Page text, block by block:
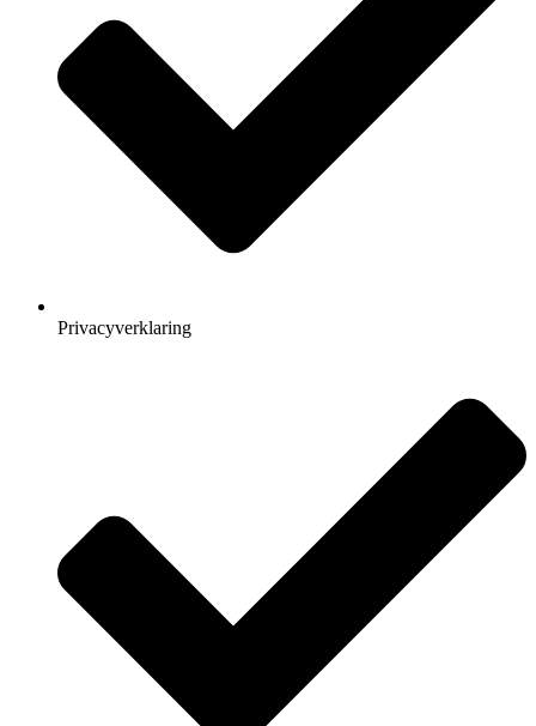
Privacyverklaring